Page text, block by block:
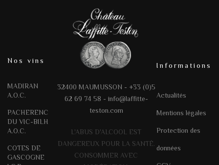
Nos vins
MADIRAN
A.O.C.
PACHERENC
DU VIC-BILH
A.O.C.
COTES DE
GASCOGNE
32400 MAUMUSSON - +33 (0)5
62 69 74 58 - info@laffitte-
teston.com
L'ABUS D'ALCOOL EST
DANGEREUX POUR LA SANTÉ.
CONSOMMER AVEC
Informations
Actualités
Mentions légales
Protection des
données